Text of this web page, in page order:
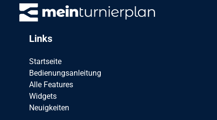
Links
Startseite
Bedienungsanleitung
Alle Features
Widgets
Neuigkeiten